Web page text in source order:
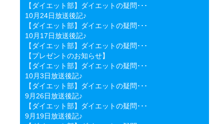
【ダイエット部】ダイエットの疑問･･･
10月24日放送後記♪
【ダイエット部】ダイエットの疑問･･･
10月17日放送後記♪
【ダイエット部】ダイエットの疑問･･･
【プレゼントのお知らせ】
【ダイエット部】ダイエットの疑問･･･
10月3日放送後記♪
【ダイエット部】ダイエットの疑問･･･
9月26日放送後記♪
【ダイエット部】ダイエットの疑問･･･
9月19日放送後記♪